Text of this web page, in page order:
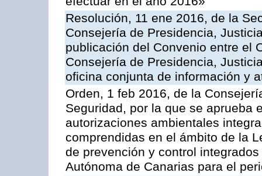
Resolución, 11 ene 2016, de la
Consejería de Presidencia,
publicación del Convenio entre el
Consejería de Presidencia,
oficina conjunta de información y
Orden, 1 feb 2016, de la
Seguridad, por la que se aprueba
autorizaciones ambientales
comprendidas en el ámbito de la
de prevención y control
Autónoma de Canarias para el